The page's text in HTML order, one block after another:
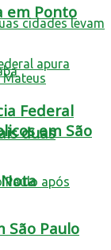
duas
em Ponto
Federal
em São
São Paulo